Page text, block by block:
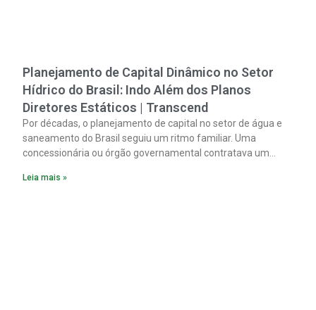
Planejamento de Capital Dinâmico no Setor
Hídrico do Brasil: Indo Além dos Planos
Diretores Estáticos | Transcend
Por décadas, o planejamento de capital no setor de água e
saneamento do Brasil seguiu um ritmo familiar. Uma
concessionária ou órgão governamental contratava um
Leia mais »